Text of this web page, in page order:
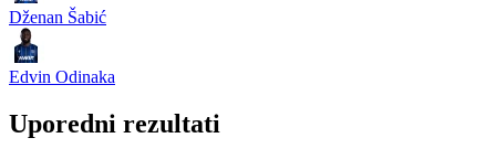
Dženan Šabić
Edvin Odinaka
Uporedni rezultati